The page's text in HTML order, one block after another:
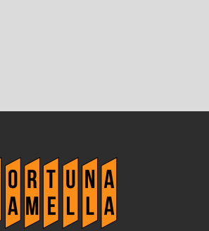
PLISZÉ
TOVÁBB